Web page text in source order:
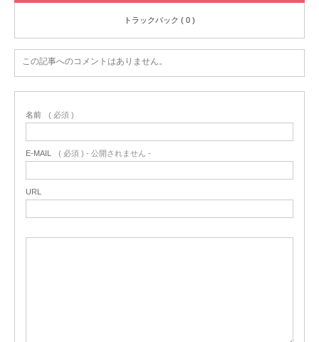
トラックバック ( 0 )
この記事へのコメントはありません。
名前 ( 必須 )
E-MAIL ( 必須 ) - 公開されません -
URL